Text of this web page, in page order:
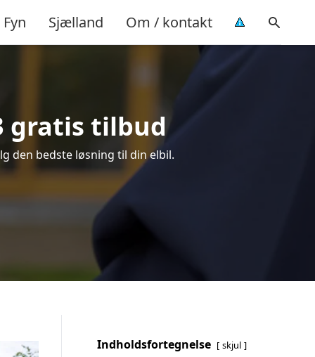
Fyn Sjælland Om / kontakt
gratis tilbud
den bedste løsning til din elbil.
Indholdsfortegnelse skjul